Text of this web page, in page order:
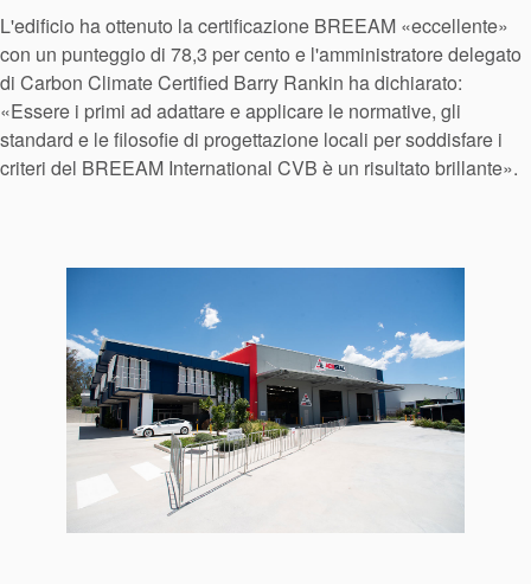
L'edificio ha ottenuto la certificazione BREEAM «eccellente»
con un punteggio di 78,3 per cento e l'amministratore delegato
di Carbon Climate Certified Barry Rankin ha dichiarato:
«Essere i primi ad adattare e applicare le normative, gli
standard e le filosofie di progettazione locali per soddisfare i
criteri del BREEAM International CVB è un risultato brillante».